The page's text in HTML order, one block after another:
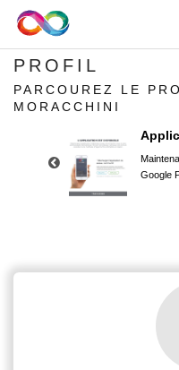
PROFIL
PARCOUREZ LE
MORACCHINI
Google
Google